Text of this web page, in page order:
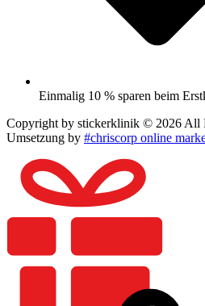
Einmalig 10 % sparen beim
Copyright by stickerklinik © 2026 All
Umsetzung by #chriscorp online